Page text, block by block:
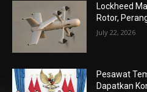
Lockheed
Rotor,
July 22, 2026
Pesawat
Dapatkan